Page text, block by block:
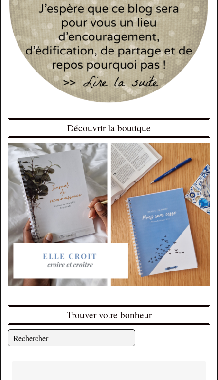
Découvrir la boutique
Trouver votre bonheur